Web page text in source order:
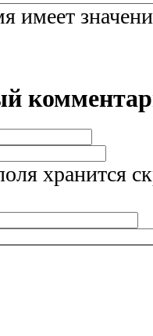
имеет
хранится